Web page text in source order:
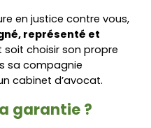
en justice contre vous,
représenté et
soit choisir son propre
sa compagnie
cabinet d’avocat.
garantie ?